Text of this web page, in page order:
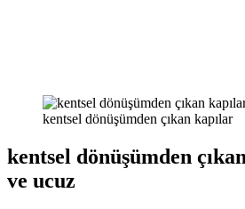
kentsel dönüşümden çıkan kapılar
kentsel dönüşümden
ve ucuz